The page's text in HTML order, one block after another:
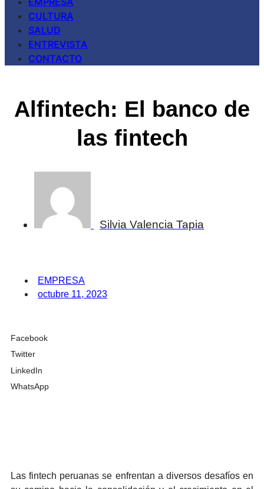
CULTURA
SALUD
ENTREVISTA
CONTACTO
Alfintech: El banco de
las fintech
Silvia Valencia Tapia
EMPRESA
octubre 11, 2023
Facebook
Twitter
LinkedIn
WhatsApp
Las fintech peruanas se enfrentan a diversos desafíos en